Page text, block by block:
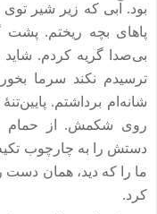
بود.
آبی که زیر شیر
پاهای بچه ریختم. پشت‌
بی‌صدا گریه کردم.
ترسیدم نکند سرما
شانه‌‌ام برداشتم.
روی شکمش. از حمام
دستش را به چارچوب
ما را که دید، همان
کرد.